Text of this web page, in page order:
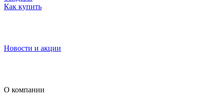
Как купить
Новости и акции
О компании